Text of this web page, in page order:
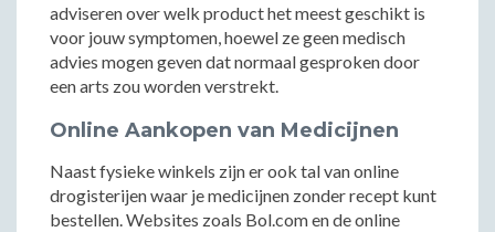
adviseren over welk product het meest geschikt is
voor jouw symptomen, hoewel ze geen medisch
advies mogen geven dat normaal gesproken door
een arts zou worden verstrekt.
Online Aankopen van Medicijnen
Naast fysieke winkels zijn er ook tal van online
drogisterijen waar je medicijnen zonder recept kunt
bestellen. Websites zoals Bol.com en de online